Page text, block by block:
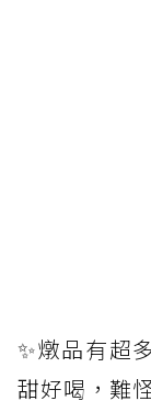
✨燉品有超
甜好喝，難